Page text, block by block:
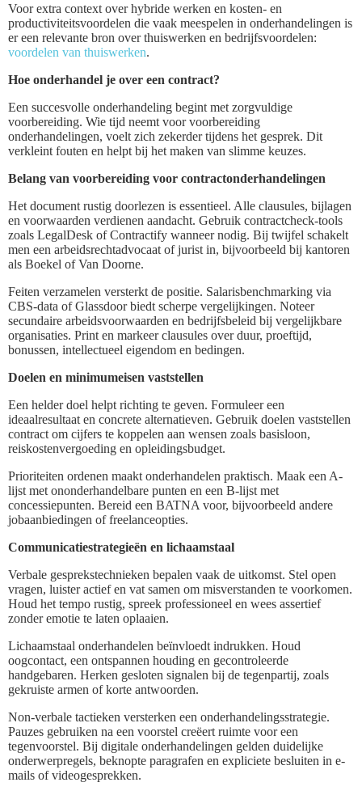
Voor extra context over hybride werken en kosten- en
productiviteitsvoordelen die vaak meespelen in onderhandelingen is
er een relevante bron over thuiswerken en bedrijfsvoordelen:
voordelen van thuiswerken.
Hoe onderhandel je over een contract?
Een succesvolle onderhandeling begint met zorgvuldige
voorbereiding. Wie tijd neemt voor voorbereiding
onderhandelingen, voelt zich zekerder tijdens het gesprek. Dit
verkleint fouten en helpt bij het maken van slimme keuzes.
Belang van voorbereiding voor contractonderhandelingen
Het document rustig doorlezen is essentieel. Alle clausules, bijlagen
en voorwaarden verdienen aandacht. Gebruik contractcheck-tools
zoals LegalDesk of Contractify wanneer nodig. Bij twijfel schakelt
men een arbeidsrechtadvocaat of jurist in, bijvoorbeeld bij kantoren
als Boekel of Van Doorne.
Feiten verzamelen versterkt de positie. Salarisbenchmarking via
CBS-data of Glassdoor biedt scherpe vergelijkingen. Noteer
secundaire arbeidsvoorwaarden en bedrijfsbeleid bij vergelijkbare
organisaties. Print en markeer clausules over duur, proeftijd,
bonussen, intellectueel eigendom en bedingen.
Doelen en minimumeisen vaststellen
Een helder doel helpt richting te geven. Formuleer een
ideaalresultaat en concrete alternatieven. Gebruik doelen vaststellen
contract om cijfers te koppelen aan wensen zoals basisloon,
reiskostenvergoeding en opleidingsbudget.
Prioriteiten ordenen maakt onderhandelen praktisch. Maak een A-
lijst met ononderhandelbare punten en een B-lijst met
concessiepunten. Bereid een BATNA voor, bijvoorbeeld andere
jobaanbiedingen of freelanceopties.
Communicatiestrategieën en lichaamstaal
Verbale gesprekstechnieken bepalen vaak de uitkomst. Stel open
vragen, luister actief en vat samen om misverstanden te voorkomen.
Houd het tempo rustig, spreek professioneel en wees assertief
zonder emotie te laten oplaaien.
Lichaamstaal onderhandelen beïnvloedt indrukken. Houd
oogcontact, een ontspannen houding en gecontroleerde
handgebaren. Herken gesloten signalen bij de tegenpartij, zoals
gekruiste armen of korte antwoorden.
Non-verbale tactieken versterken een onderhandelingsstrategie.
Pauzes gebruiken na een voorstel creëert ruimte voor een
tegenvoorstel. Bij digitale onderhandelingen gelden duidelijke
onderwerpregels, beknopte paragrafen en expliciete besluiten in e-
mails of videogesprekken.